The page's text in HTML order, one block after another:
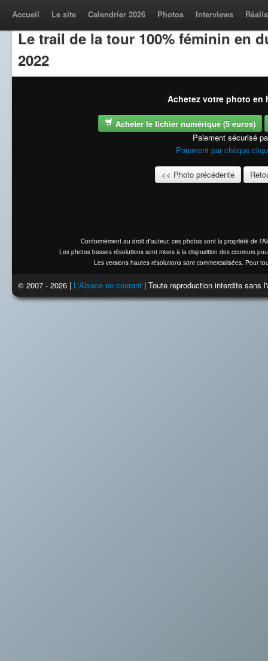
Accueil Le site Calendrier 2026 Photos Interviews
Le trail de la tour 100% féminin en
2022
Achetez votre photo en
Acheter le fichier numérique (5 euros)
Paiement sécurisé
Paiement par chèque
<< Photo précédente
Conformément au droit d'auteur, ces photos sont la propriété de
Les photos basses résolutions sont mises à la disposition des coureurs
Les versions hautes résolutions sont commercialisées. Pour
© 2007 - 2026 | L'Alsace en courant | Toute reproduction interdite sans